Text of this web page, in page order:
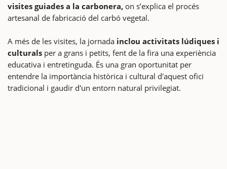
visites guiades a la carbonera, on s’explica el procés
artesanal de fabricació del carbó vegetal.
A més de les visites, la jornada inclou activitats lúdiques i
culturals per a grans i petits, fent de la fira una experiència
educativa i entretinguda. És una gran oportunitat per
entendre la importància històrica i cultural d'aquest ofici
tradicional i gaudir d'un entorn natural privilegiat.